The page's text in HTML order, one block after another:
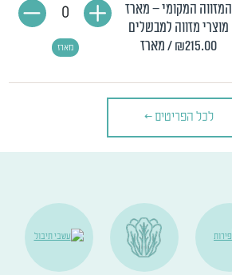
המזווה המקומי – מארז
מוצרי מזווה למבשלים
₪215.00/ מארז מארז
0
לכל הפריטים>